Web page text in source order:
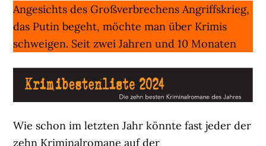
Angesichts des Großverbrechens Angriffskrieg,
das Putin begeht, möchte man über Krimis
schweigen. Seit zwei Jahren und 10 Monaten
Wie schon im letzten Jahr könnte fast jeder der
zehn Kriminalromane auf der